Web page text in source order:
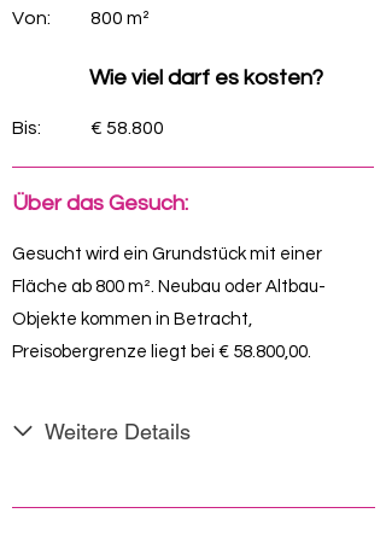
Von: 800 m²
Wie viel darf es kosten?
Bis: € 58.800
Über das Gesuch:
Gesucht wird ein Grundstück mit einer
Fläche ab 800 m². Neubau oder Altbau-
Objekte kommen in Betracht,
Preisobergrenze liegt bei € 58.800,00.
Weitere Details